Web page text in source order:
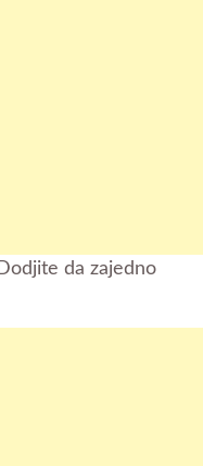
da zajedno